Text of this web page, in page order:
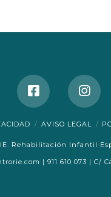
AVISO LEGAL
Rehabilitación Infantil
| 911 610 073 | C/